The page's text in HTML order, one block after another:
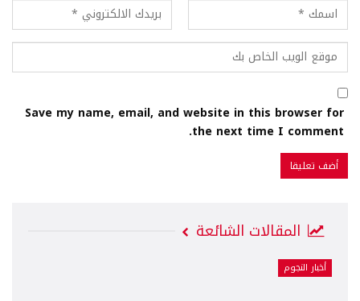
Save my name, email, and website in this browser for
the next time I comment.
المقالات الشائعة
أخبار النجوم